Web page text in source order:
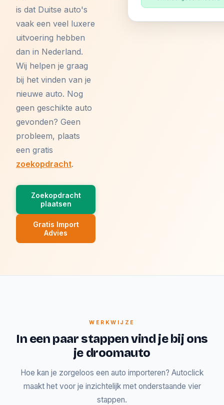
is dat Duitse auto's
vaak een veel luxere
uitvoering hebben
dan in Nederland.
Wij helpen je graag
bij het vinden van je
nieuwe auto. Nog
geen geschikte auto
gevonden? Geen
probleem, plaats
een gratis
zoekopdracht.
Zoekopdracht
plaatsen
Gratis Import
Advies
WERKWIJZE
In een paar stappen vind je bij ons
je droomauto
Hoe kan je zorgeloos een auto importeren? Autoclick
maakt het voor je inzichtelijk met onderstaande vier
stappen.